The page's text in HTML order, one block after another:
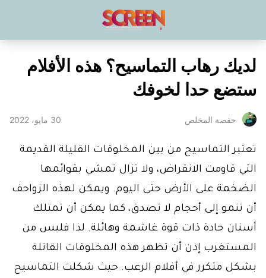
لديك رهاب التماسيح؟ هذه الأفلام
ستضع حدا لخوفك
حفصة المخلص 30 مايو، 2022
تعتبر التماسيح من بين المخلوقات القليلة القديمة
التي قاومت الانقراض، ولا تزال تمشي بقوائمها
الضخمة على الأرض حتى اليوم. ويمكن لهذه الزواحف
أن تنمو إلى أحجام لا تصدق، كما يمكن أن تمتلك
أسنان حادة ذات قوة غاشمة وهائلة. لذا فليس من
المستغرب إذن أن تظهر هذه المخلوقات القاتلة
بشكل متكرر في أفلام الرعب. حيث شكلت التماسيح